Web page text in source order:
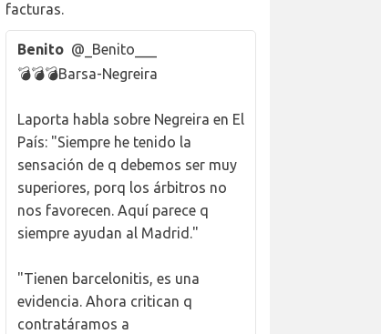
facturas.
Benito @_Benito___
💣💣💣Barsa-Negreira
Laporta habla sobre Negreira en El
País: "Siempre he tenido la
sensación de q debemos ser muy
superiores, porq los árbitros no
nos favorecen. Aquí parece q
siempre ayudan al Madrid."
"Tienen barcelonitis, es una
evidencia. Ahora critican q
contratáramos a